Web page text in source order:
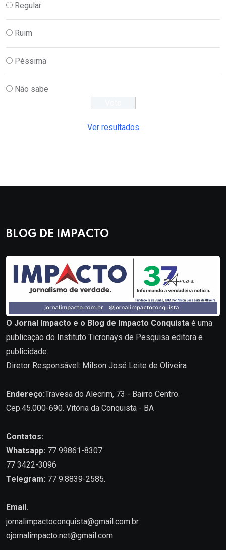
Regular
Ruim
Péssima
Não sabe
Ver resultados
BLOG DE IMPACTO
O Jornal Impacto e o Blog de Impacto Conquista é uma
publicação do Instituto Ticronays de Pesquisa editora e
publicidade.
Diretor Responsável: Milson José Leite de Oliveira
Endereço:Travesa do Alecrim, 73 - Bairro Centro.
Cep.45.000-690. Vitória da Conquista - BA
Contatos:
Whatsapp: 77 99861-8307
77 3422-3096
Telegram: 77 9.8839-2585.
Email.
jornalimpactoconquista@gmail.com.br.
ojornalimpacto.net@gmail.com